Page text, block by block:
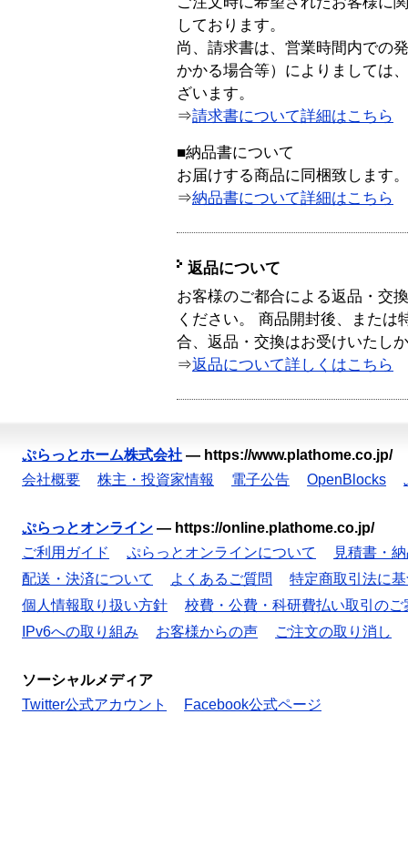
しております。
尚、請求書は、営業時間内での
かかる場合等）によりましては
ざいます。
⇒請求書について詳細はこちら
■納品書について
お届けする商品に同梱致します。
⇒納品書について詳細はこちら
返品について
お客様のご都合による返品・交
ください。 商品開封後、または
合、返品・交換はお受けいたし
⇒返品について詳しくはこちら
ぷらっとホーム株式会社 — https://www.plathome.co.jp/
会社概要
株主・投資家情報 電子公告 OpenBlocks
ぷらっとオンライン — https://online.plathome.co.jp/
ご利用ガイド
ぷらっとオンラインについて
見積書・
配送・決済について
よくあるご質問
特定商取引法に
個人情報取り扱い方針
校費・公費・科研費払い取引のご
IPv6への取り組み
お客様からの声 ご注文の取り消し
ソーシャルメディア
Twitter公式アカウント
Facebook公式ページ